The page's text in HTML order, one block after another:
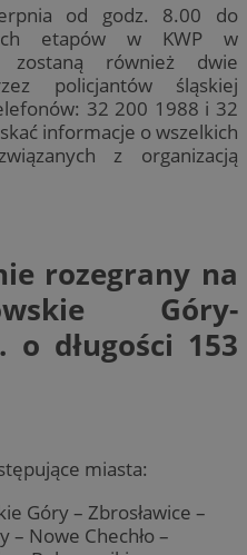
od godz. 8.00 do
etapów w KWP w
zostaną również dwie
policjantów śląskiej
32 200 1988 i 32
informacje o wszelkich
z organizacją
rozegrany na
Góry-
o długości 153
miasta:
Góry – Zbrosławice –
– Nowe Chechło –